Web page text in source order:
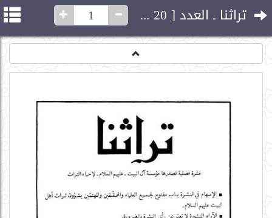
تراثنا ـ العدد [ 20 ] - ج ٢٠